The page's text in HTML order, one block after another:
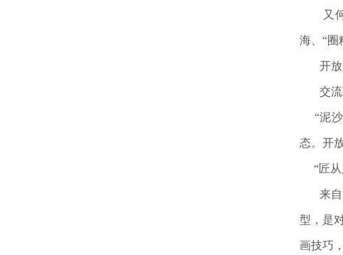
又何
海、“圈
开放
交流互
“泥沙
态。开
“匠从
来自
型，是
画技巧